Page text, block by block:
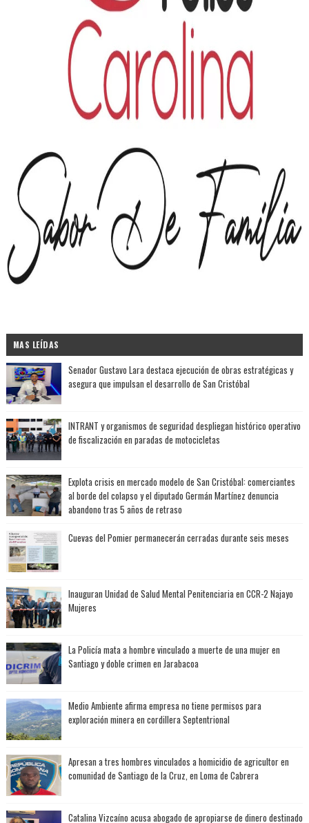
MAS LEÍDAS
Senador Gustavo Lara destaca ejecución de obras estratégicas y
asegura que impulsan el desarrollo de San Cristóbal
INTRANT y organismos de seguridad despliegan histórico operativo
de fiscalización en paradas de motocicletas
Explota crisis en mercado modelo de San Cristóbal: comerciantes
al borde del colapso y el diputado Germán Martínez denuncia
abandono tras 5 años de retraso
Cuevas del Pomier permanecerán cerradas durante seis meses
Inauguran Unidad de Salud Mental Penitenciaria en CCR-2 Najayo
Mujeres
La Policía mata a hombre vinculado a muerte de una mujer en
Santiago y doble crimen en Jarabacoa
Medio Ambiente afirma empresa no tiene permisos para
exploración minera en cordillera Septentrional
Apresan a tres hombres vinculados a homicidio de agricultor en
comunidad de Santiago de la Cruz, en Loma de Cabrera
Catalina Vizcaíno acusa abogado de apropiarse de dinero destinado